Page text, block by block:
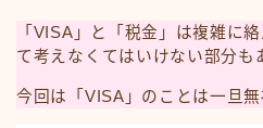
「VISA」と「税金」は複雑に
て考えなくてはいけない部分も
今回は「VISA」のことは一旦